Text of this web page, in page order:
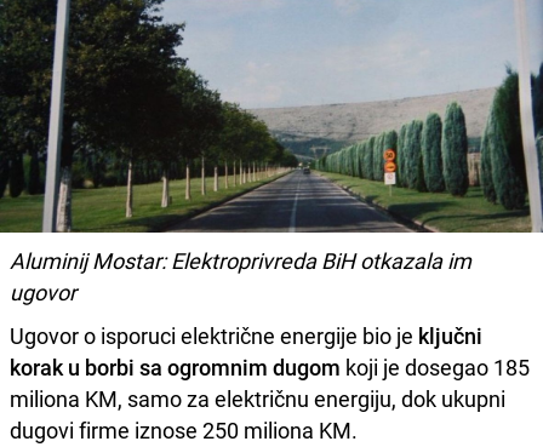
Aluminij Mostar: Elektroprivreda BiH otkazala im
ugovor
Ugovor o isporuci električne energije bio je ključni
korak u borbi sa ogromnim dugom koji je dosegao 185
miliona KM, samo za električnu energiju, dok ukupni
dugovi firme iznose 250 miliona KM.